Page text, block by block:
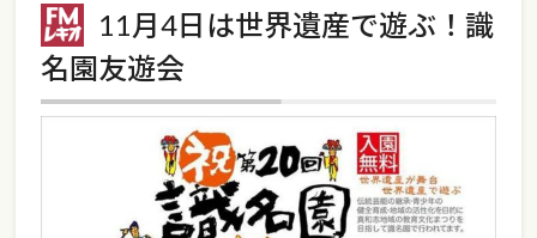
11月4日は世界遺産で遊ぶ！識
名園友遊会